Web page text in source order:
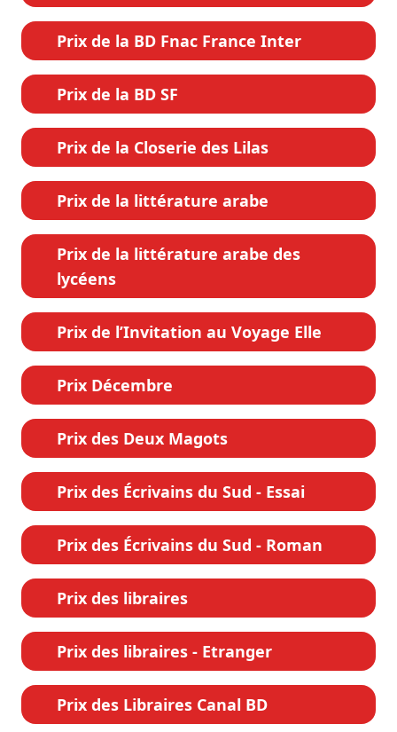
Prix de la BD Fnac France Inter
Prix de la BD SF
Prix de la Closerie des Lilas
Prix de la littérature arabe
Prix de la littérature arabe des
lycéens
Prix de l’Invitation au Voyage Elle
Prix Décembre
Prix des Deux Magots
Prix des Écrivains du Sud - Essai
Prix des Écrivains du Sud - Roman
Prix des libraires
Prix des libraires - Etranger
Prix des Libraires Canal BD